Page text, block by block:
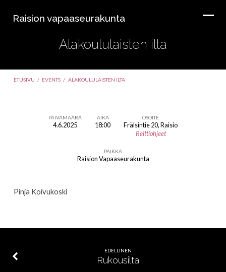
Raision vapaaseurakunta
Alakoululaisten ilta
ETUSIVU / EVENTS / ALAKOULULAISTEN ILTA
PÄIVÄMÄÄRÄ
4.6.2025
AIKA
18:00
OSOITE
Frälsintie 20, Raisio
Reittiohjeet
PAIKKA
Raision Vapaaseurakunta
Pinja Koivukoski
EDELLINEN
Rukousilta